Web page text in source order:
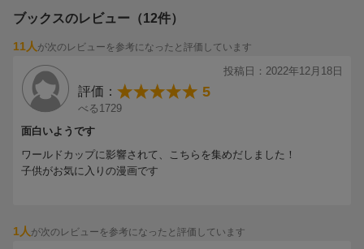
ブックスのレビュー（12件）
11人 が次のレビューを参考になったと評価しています
投稿日：2022年12月18日
評価： 5
べる1729
面白いようです
ワールドカップに影響されて、こちらを集めだしました！
子供がお気に入りの漫画です
1人 が次のレビューを参考になったと評価しています